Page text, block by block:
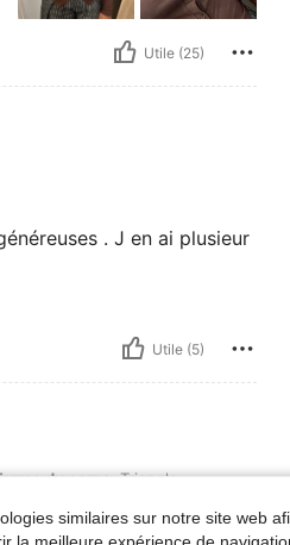
Utile (25)
. J en ai plusieur
Utile (5)
Couleur: Rouge foncé, Taille: S
du corps:Triangle
similaires sur notre site web